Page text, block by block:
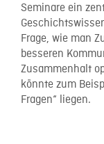
Seminare ein
Frage, wie man
besseren
Zusammenhalt
könnte zum
Fragen“ liegen.